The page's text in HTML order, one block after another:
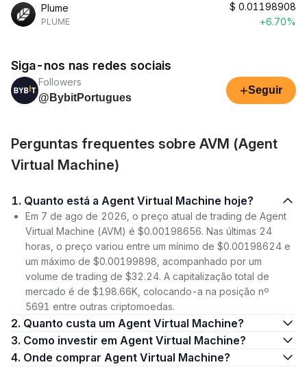
Plume
PLUME
$ 0.01198908
+6.70%
Siga-nos nas redes sociais
Followers
@BybitPortugues
+Seguir
Perguntas frequentes sobre AVM (Agent
Virtual Machine)
1. Quanto está a Agent Virtual Machine hoje?
Em 7 de ago de 2026, o preço atual de trading de Agent
Virtual Machine (AVM) é $0.00198656. Nas últimas 24
horas, o preço variou entre um mínimo de $0.00198624 e
um máximo de $0.00199898, acompanhado por um
volume de trading de $32.24. A capitalização total de
mercado é de $198.66K, colocando-a na posição nº
5691 entre outras criptomoedas.
2. Quanto custa um Agent Virtual Machine?
3. Como investir em Agent Virtual Machine?
4. Onde comprar Agent Virtual Machine?